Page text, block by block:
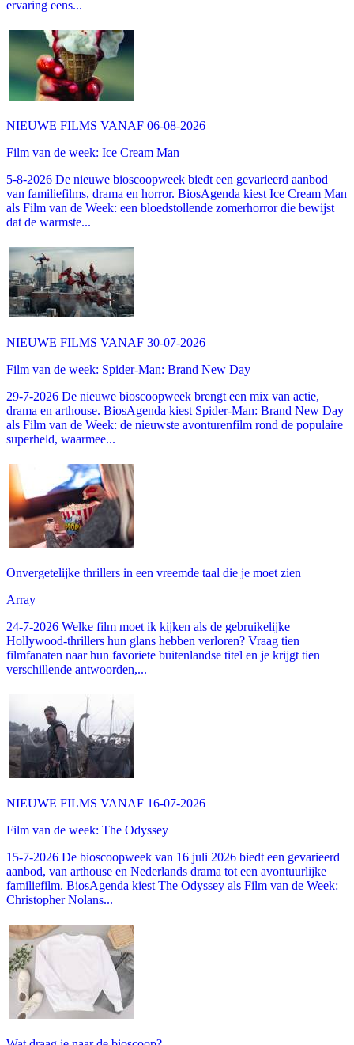
ervaring eens...
NIEUWE FILMS VANAF 06-08-2026
Film van de week: Ice Cream Man
5-8-2026 De nieuwe bioscoopweek biedt een gevarieerd aanbod
van familiefilms, drama en horror. BiosAgenda kiest Ice Cream Man
als Film van de Week: een bloedstollende zomerhorror die bewijst
dat de warmste...
NIEUWE FILMS VANAF 30-07-2026
Film van de week: Spider-Man: Brand New Day
29-7-2026 De nieuwe bioscoopweek brengt een mix van actie,
drama en arthouse. BiosAgenda kiest Spider-Man: Brand New Day
als Film van de Week: de nieuwste avonturenfilm rond de populaire
superheld, waarmee...
Onvergetelijke thrillers in een vreemde taal die je moet zien
Array
24-7-2026 Welke film moet ik kijken als de gebruikelijke
Hollywood-thrillers hun glans hebben verloren? Vraag tien
filmfanaten naar hun favoriete buitenlandse titel en je krijgt tien
verschillende antwoorden,...
NIEUWE FILMS VANAF 16-07-2026
Film van de week: The Odyssey
15-7-2026 De bioscoopweek van 16 juli 2026 biedt een gevarieerd
aanbod, van arthouse en Nederlands drama tot een avontuurlijke
familiefilm. BiosAgenda kiest The Odyssey als Film van de Week:
Christopher Nolans...